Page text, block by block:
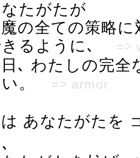
たがたが
の全ての策略
きるように､
=>
､ わたしの完全
い。
=> armor
あなたがたを